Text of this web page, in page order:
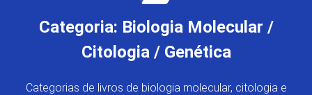
Categoria: Biologia Molecular /
Citologia / Genética
Categorias de livros de biologia molecular, citologia e